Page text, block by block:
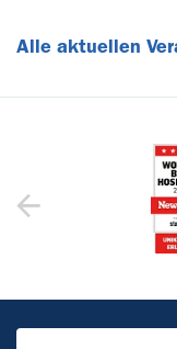
Alle aktuellen